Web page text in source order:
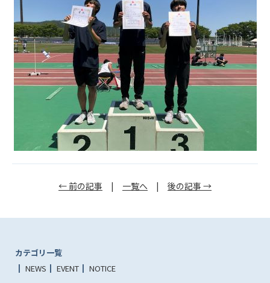
← 前の記事 | 一覧へ | 後の記事 →
カテゴリ一覧
NEWS
EVENT NOTICE